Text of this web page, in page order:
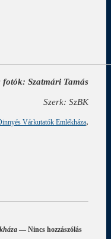
fotók: Szatmári Tamás
Szerk: SzBK
Várkutatók Emlékháza,
— Nincs hozzászólás